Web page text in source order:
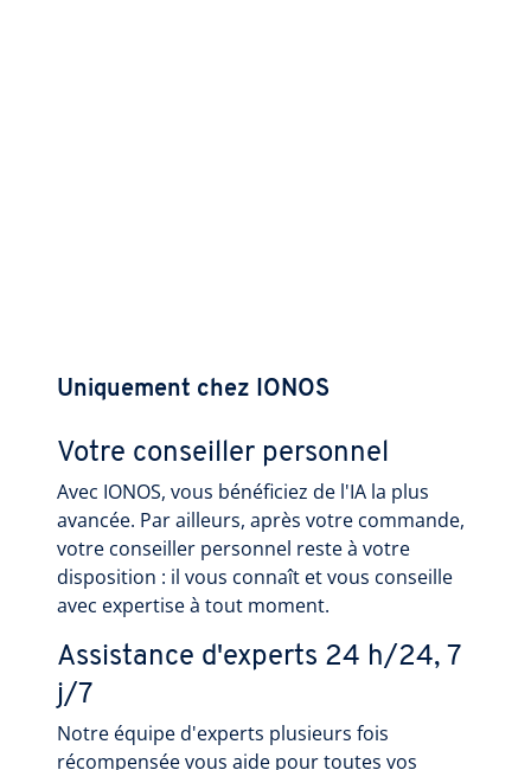
Uniquement chez IONOS
Votre conseiller personnel
Avec IONOS, vous bénéficiez de l'IA la plus
avancée. Par ailleurs, après votre commande,
votre conseiller personnel reste à votre
disposition : il vous connaît et vous conseille
avec expertise à tout moment.
Assistance d'experts 24 h/24, 7
j/7
Notre équipe d'experts plusieurs fois
récompensée vous aide pour toutes vos